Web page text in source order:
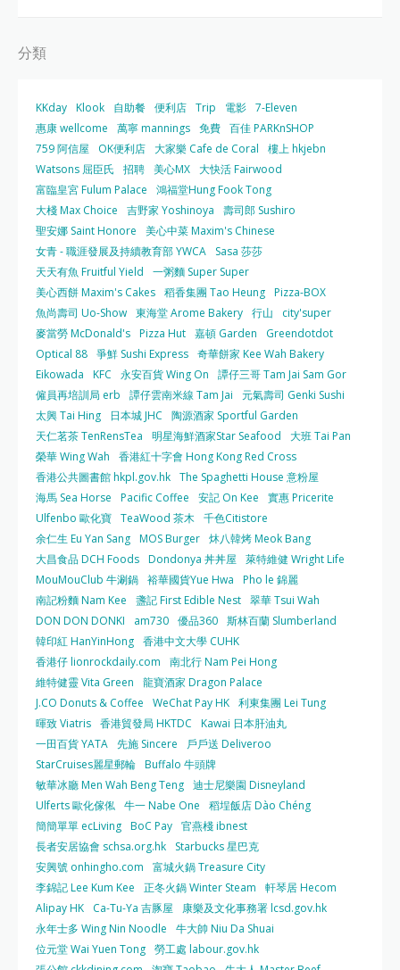
分類
KKday Klook 自助餐 便利店 Trip 電影 7-Eleven
惠康 wellcome
萬寧 mannings 免費 百佳 PARKnSHOP
759 阿信屋
OK便利店 大家樂 Cafe de Coral
樓上 hkjebn
Watsons 屈臣氏
招聘 美心MX 大快活 Fairwood
富臨皇宮 Fulum Palace
鴻福堂Hung Fook Tong
大棧 Max Choice
吉野家 Yoshinoya
壽司郎 Sushiro
聖安娜 Saint Honore
美心中菜 Maxim's Chinese
女青 - 職涯發展及持續教育部 YWCA
Sasa 莎莎
天天有魚 Fruitful Yield
一粥麵 Super Super
美心西餅 Maxim's Cakes 稻香集團 Tao Heung Pizza-BOX
魚尚壽司 Uo-Show 東海堂 Arome Bakery 行山
city'super
麥當勞 McDonald's Pizza Hut 嘉頓 Garden
Greendotdot
Optical 88 爭鮮 Sushi Express 奇華餅家 Kee Wah Bakery
Eikowada
KFC 永安百貨 Wing On
譚仔三哥 Tam Jai Sam Gor
僱員再培訓局 erb
譚仔雲南米線 Tam Jai
元氣壽司 Genki Sushi
太興 Tai Hing
日本城 JHC
陶源酒家 Sportful Garden
天仁茗茶 TenRensTea
明星海鮮酒家Star Seafood
大班 Tai Pan
榮華 Wing Wah
香港紅十字會 Hong Kong Red Cross
香港公共圖書館 hkpl.gov.hk The Spaghetti House 意粉屋
海馬 Sea Horse
Pacific Coffee 安記 On Kee
實惠 Pricerite
Ulfenbo 歐化寶 TeaWood 茶木 千色Citistore
余仁生 Eu Yan Sang MOS Burger 炑八韓烤 Meok Bang
大昌食品 DCH Foods Dondonya 丼丼屋
萊特維健 Wright Life
MouMouClub 牛涮鍋 裕華國貨Yue Hwa
Pho le 錦麗
南記粉麵 Nam Kee
盞記 First Edible Nest 翠華 Tsui Wah
DON DON DONKI
am730 優品360 斯林百蘭 Slumberland
韓印紅 HanYinHong 香港中文大學 CUHK
香港仔 lionrockdaily.com
南北行 Nam Pei Hong
維特健靈 Vita Green
龍寶酒家 Dragon Palace
J.CO Donuts & Coffee
WeChat Pay HK 利東集團 Lei Tung
暉致 Viatris 香港貿發局 HKTDC
Kawai 日本肝油丸
一田百貨 YATA 先施 Sincere
戶戶送 Deliveroo
StarCruises麗星郵輪 Buffalo 牛頭牌
敏華冰廳 Men Wah Beng Teng 迪士尼樂園 Disneyland
Ulferts 歐化傢俬 牛一 Nabe One
稻埕飯店 Dào Chéng
簡簡單單 ecLiving BoC Pay 官燕棧 ibnest
長者安居協會 schsa.org.hk
Starbucks 星巴克
安興號 onhingho.com
富城火鍋 Treasure City
李錦記 Lee Kum Kee
正冬火鍋 Winter Steam
軒琴居 Hecom
Alipay HK
Ca-Tu-Ya 吉豚屋
康樂及文化事務署 lcsd.gov.hk
永年士多 Wing Nin Noodle
牛大帥 Niu Da Shuai
位元堂 Wai Yuen Tong 勞工處 labour.gov.hk